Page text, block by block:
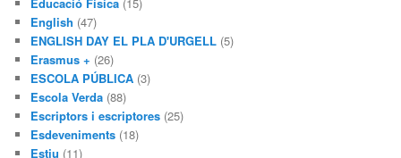
Educació Física (15)
English (47)
ENGLISH DAY EL PLA D'URGELL (5)
Erasmus + (26)
ESCOLA PÚBLICA (3)
Escola Verda (88)
Escriptors i escriptores (25)
Esdeveniments (18)
Estiu (11)